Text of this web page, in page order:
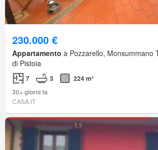
230.000 €
Appartamento a Pozzarello, Monsummano
di Pistoia
7 3
224 m²
30+ giorni fa
CASA.IT